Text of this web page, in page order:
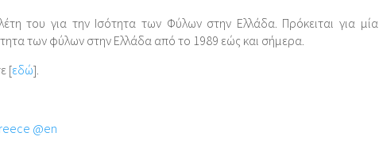
του για την Ισότητα των Φύλων στην Ελλάδα. Πρόκειται για μία
των φύλων στην Ελλάδα από το 1989 εώς και σήμερα.
[εδώ].
@en